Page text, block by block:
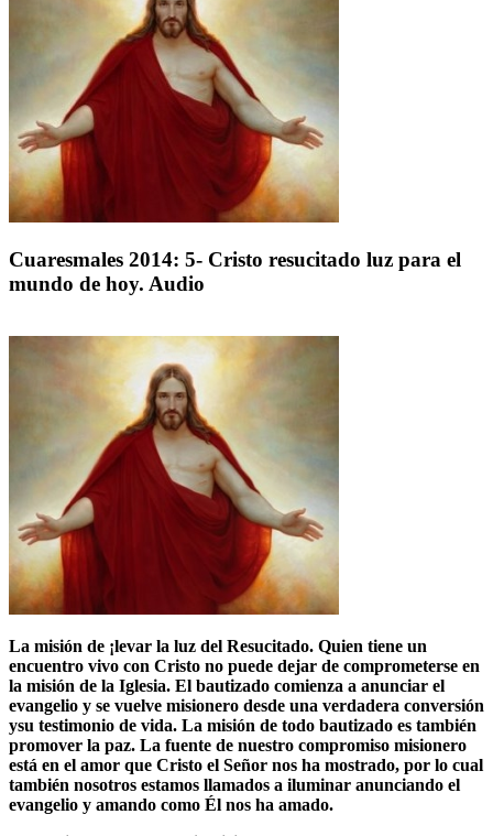
Cuaresmales 2014: 5- Cristo resucitado luz para el
mundo de hoy. Audio
La misión de ¡levar la luz del Resucitado. Quien tiene un
encuentro vivo con Cristo no puede dejar de comprometerse en
la misión de la Iglesia. El bautizado comienza a anunciar el
evangelio y se vuelve misionero desde una verdadera conversión
ysu testimonio de vida. La misión de todo bautizado es también
promover la paz. La fuente de nuestro compromiso misionero
está en el amor que Cristo el Señor nos ha mostrado, por lo cual
también nosotros estamos llamados a iluminar anunciando el
evangelio y amando como Él nos ha amado.